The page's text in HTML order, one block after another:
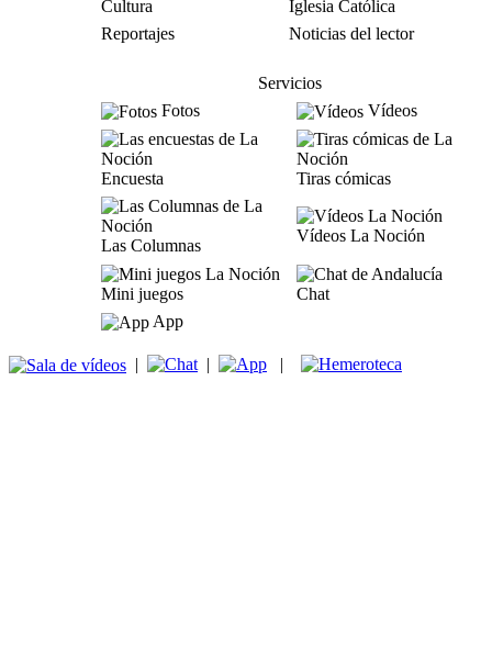
Cultura
Iglesia Católica
Reportajes
Noticias del lector
Servicios
Fotos
Vídeos
Encuesta Tiras cómicas
Las Columnas
Vídeos La Noción
Mini juegos
Chat
App
| | |